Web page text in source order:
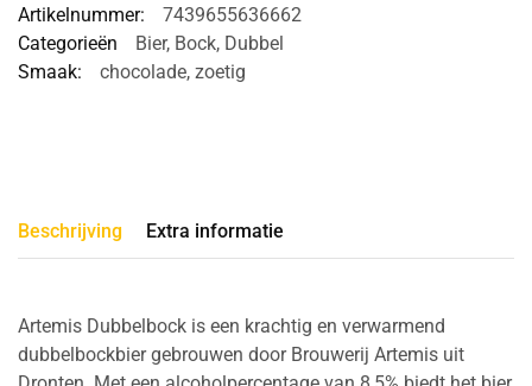
Artikelnummer:
7439655636662
Categorieën
Bier, Bock, Dubbel
Smaak:
chocolade, zoetig
Beschrijving Extra informatie
Artemis Dubbelbock is een krachtig en verwarmend
dubbelbockbier gebrouwen door Brouwerij Artemis uit